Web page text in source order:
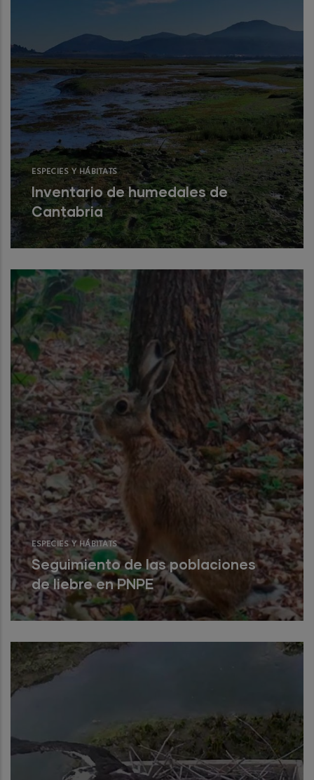
ESPECIES Y HÁBITATS
Inventario de humedales de
Cantabria
Recopilación y elaboración de la
información relativa a los humedales
existentes en el ámbito de la Comunidad
Autónom
Read More
ESPECIES Y HÁBITATS
Seguimiento de las poblaciones
de liebre en PNPE
El estudio “Seguimiento de las
poblaciones de liebre en el Parque
Nacional de los Picos de Europa (2019)” se
re
Read More